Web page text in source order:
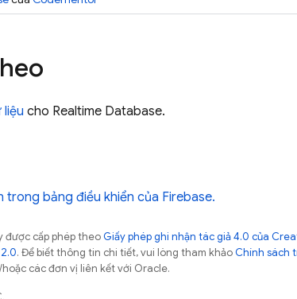
cho Realtime Database.
trong bảng điều khiển của Firebase.
được cấp phép theoGiấy phép ghi nhận tác giả 4.0 của
. Để biết thông tin chi tiết, vui lòng tham khảoChính sách
các đơn vị liên kết với Oracle.